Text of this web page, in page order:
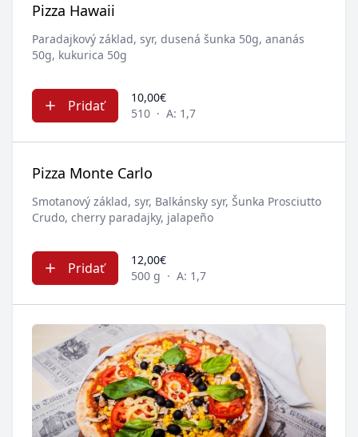
Pizza Hawaii
Paradajkový základ, syr, dusená šunka 50g, ananás
50g, kukurica 50g
Pridať
10,00€
510 · A: 1,7
Pizza Monte Carlo
Smotanový základ, syr, Balkánsky syr, Šunka Prosciutto
Crudo, cherry paradajky, jalapeño
Pridať
12,00€
500 g · A: 1,7